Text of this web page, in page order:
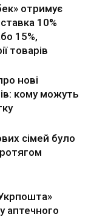
отримує
10%
15%,
товарів
нові
кому можуть
сімей було
аптечного